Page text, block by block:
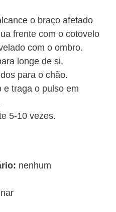
o braço afetado
frente com o cotovelo
com o ombro.
longe de si,
para o chão.
e traga o pulso em
5-10 vezes.
nenhum